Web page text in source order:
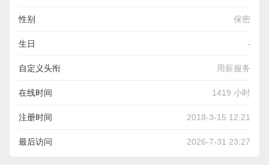
性别 保密
生日 -
自定义头衔 用薪服务
在线时间 1419 小时
注册时间 2018-3-15 12:21
最后访问 2026-7-31 23:27